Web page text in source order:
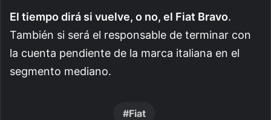
El tiempo dirá si vuelve, o no, el Fiat Bravo.
También si será el responsable de terminar con
la cuenta pendiente de la marca italiana en el
segmento mediano.
Fiat